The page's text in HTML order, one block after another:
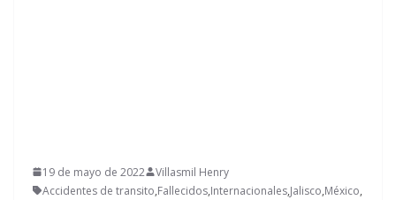
19 de mayo de 2022
Villasmil Henry
Accidentes de transito,Fallecidos,Internacionales,Jalisco,México,